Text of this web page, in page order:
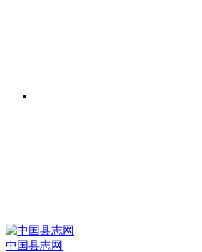
中国县志网